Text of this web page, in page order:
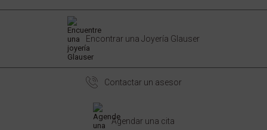
Encontrar una Joyería Glauser
Contactar un asesor
Agendar una cita